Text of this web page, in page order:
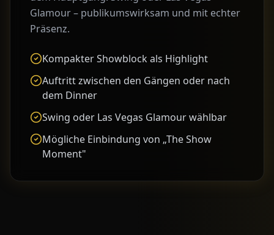
Glamour – publikumswirksam und mit echter
Präsenz.
Kompakter Showblock als Highlight
Auftritt zwischen den Gängen oder nach
dem Dinner
Swing oder Las Vegas Glamour wählbar
Mögliche Einbindung von „The Show
Moment"